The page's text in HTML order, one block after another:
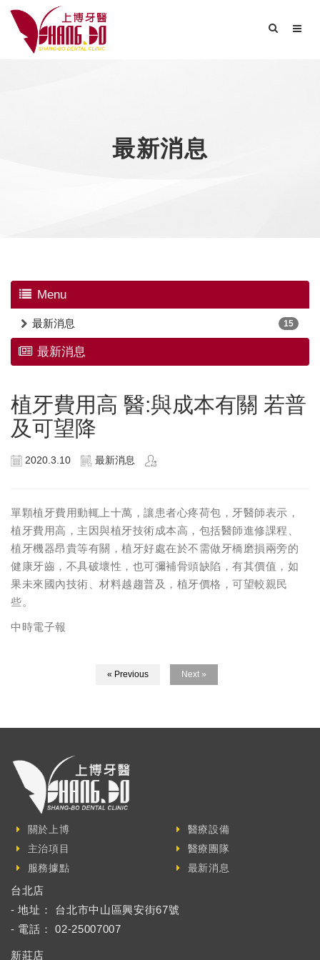
最新消息
Menu
最新消息 15
最新消息
植牙費用高 醫:與成本有關 若普
及可望降
2020.3.10 最新消息
單顆植牙費用動輒上十萬，讓患者心疼荷包，牙醫師表示，
植牙費用高，主因與植牙技術成本高，包括醫師進修課程、
植牙機器昂貴等有關，植牙好處在於不需做牙橋磨損兩旁的
健康牙齒，不具破壞性，也可彌補骨頭缺陷，有其價值，如
果未來國內技術、材料越趨普及，植牙價格，可望較親民
些。
中時電子報
« Previous Next »
關於上博
主治項目
服務據點
醫療設備
醫療團隊
最新消息
台北店
- 地址： 台北市中山區興安街67號
- 電話： 02-25007007
新莊店